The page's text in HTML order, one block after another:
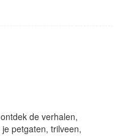
de verhalen,
petgaten, trilveen,